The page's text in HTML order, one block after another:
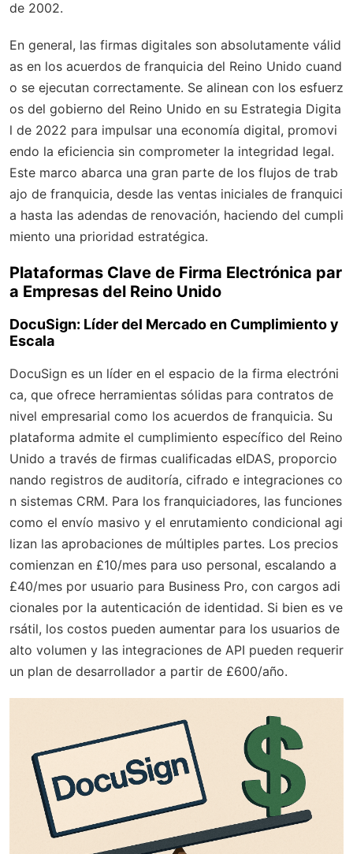
de 2002.
En general, las firmas digitales son absolutamente válid
as en los acuerdos de franquicia del Reino Unido cuand
o se ejecutan correctamente. Se alinean con los esfuerz
os del gobierno del Reino Unido en su Estrategia Digita
l de 2022 para impulsar una economía digital, promovi
endo la eficiencia sin comprometer la integridad legal.
Este marco abarca una gran parte de los flujos de trab
ajo de franquicia, desde las ventas iniciales de franquici
a hasta las adendas de renovación, haciendo del cumpli
miento una prioridad estratégica.
Plataformas Clave de Firma Electrónica par
a Empresas del Reino Unido
DocuSign: Líder del Mercado en Cumplimiento y
Escala
DocuSign es un líder en el espacio de la firma electróni
ca, que ofrece herramientas sólidas para contratos de
nivel empresarial como los acuerdos de franquicia. Su
plataforma admite el cumplimiento específico del Reino
Unido a través de firmas cualificadas eIDAS, proporcio
nando registros de auditoría, cifrado e integraciones co
n sistemas CRM. Para los franquiciadores, las funciones
como el envío masivo y el enrutamiento condicional agi
lizan las aprobaciones de múltiples partes. Los precios
comienzan en £10/mes para uso personal, escalando a
£40/mes por usuario para Business Pro, con cargos adi
cionales por la autenticación de identidad. Si bien es ve
rsátil, los costos pueden aumentar para los usuarios de
alto volumen y las integraciones de API pueden requerir
un plan de desarrollador a partir de £600/año.